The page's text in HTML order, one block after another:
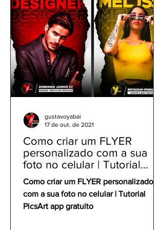
Como criar um FLYER
personalizado com a sua
foto no celular | Tutorial
PicsArt app gratuito
Como criar um FLYER personalizado
com a sua foto no celular | Tutorial
PicsArt app gratuito
gustavoyabai
17 de out. de 2021